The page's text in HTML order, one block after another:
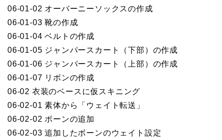
06-01-02 オーバーニーソックスの作成
06-01-03 靴の作成
06-01-04 ベルトの作成
06-01-05 ジャンパースカート（下部）の作成
06-01-06 ジャンパースカート（上部）の作成
06-01-07 リボンの作成
06-02 衣装のベースに仮スキニング
06-02-01 素体から「ウェイト転送」
06-02-02 ボーンの追加
06-02-03 追加したボーンのウェイト設定